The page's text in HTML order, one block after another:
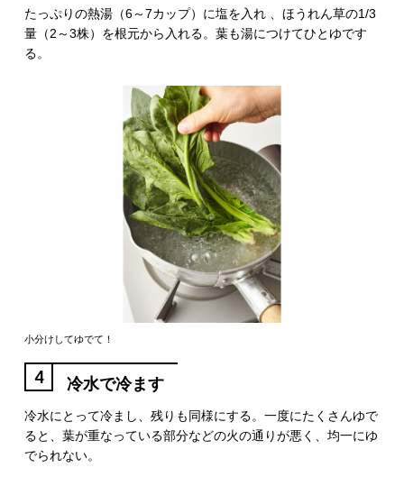
たっぷりの熱湯（6～7カップ）に塩を入れ 、ほうれん草の1/3
量（2～3株）を根元から入れる。葉も湯につけてひとゆです
る。
小分けしてゆでて！
4 冷水で冷ます
冷水にとって冷まし、残りも同様にする。一度にたくさんゆで
ると、葉が重なっている部分などの火の通りが悪く、均一にゆ
でられない。